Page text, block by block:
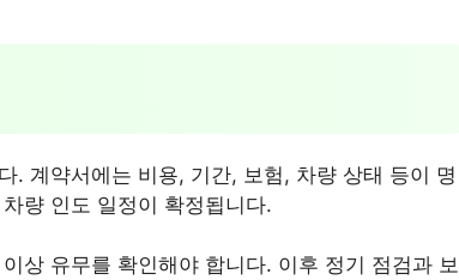
. 계약서에는 비용, 기간, 보험, 차량 상태 등이 명
량 인도 일정이 확정됩니다.
상 유무를 확인해야 합니다. 이후 정기 점검과 보